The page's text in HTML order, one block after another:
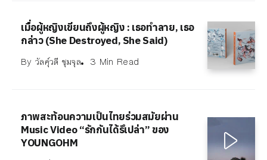
เมื่อผู้หญิงเขียนถึงผู้หญิง : เธอทำลาย, เธอ
กล่าว (She Destroyed, She Said)
By วัลคุ์วดี ชุมจุล 3 Min Read
ภาพสะท้อนความเป็นไทยร่วมสมัยผ่าน
Music Video “รักกันได้รึเปล่า” ของ
YOUNGOHM